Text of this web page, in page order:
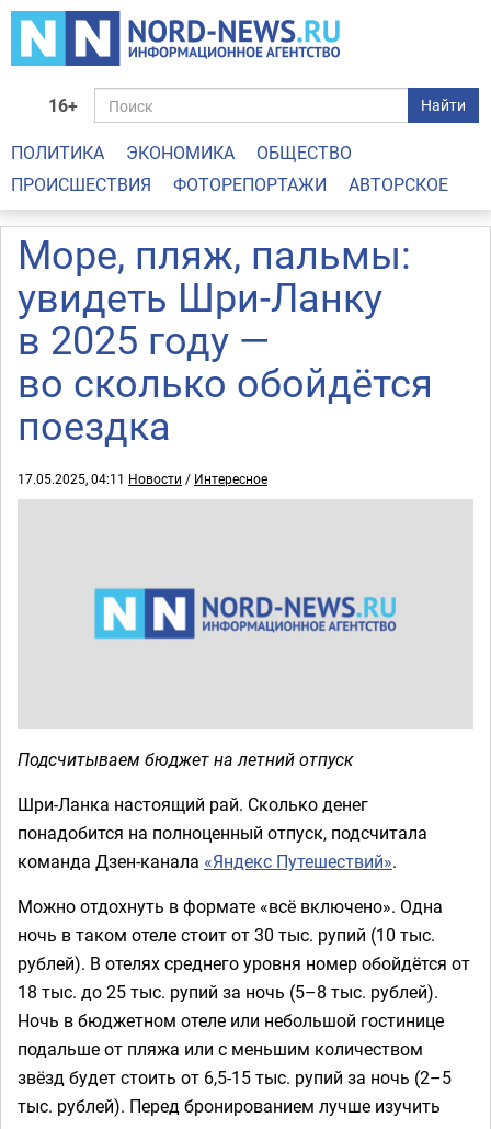
16+ Найти
ПОЛИТИКА ЭКОНОМИКА
ОБЩЕСТВО
ПРОИСШЕСТВИЯ
ФОТОРЕПОРТАЖИ АВТОРСКОЕ
Море, пляж, пальмы:
увидеть Шри-Ланку
в 2025 году —
во сколько обойдётся
поездка
17.05.2025, 04:11 Новости / Интересное
Подсчитываем бюджет на летний отпуск
Шри-Ланка настоящий рай. Сколько денег
понадобится на полноценный отпуск, подсчитала
команда Дзен-канала «Яндекс Путешествий».
Можно отдохнуть в формате «всё включено». Одна
ночь в таком отеле стоит от 30 тыс. рупий (10 тыс.
рублей). В отелях среднего уровня номер обойдётся от
18 тыс. до 25 тыс. рупий за ночь (5–8 тыс. рублей).
Ночь в бюджетном отеле или небольшой гостинице
подальше от пляжа или с меньшим количеством
звёзд будет стоить от 6,5-15 тыс. рупий за ночь (2–5
тыс. рублей). Перед бронированием лучше изучить